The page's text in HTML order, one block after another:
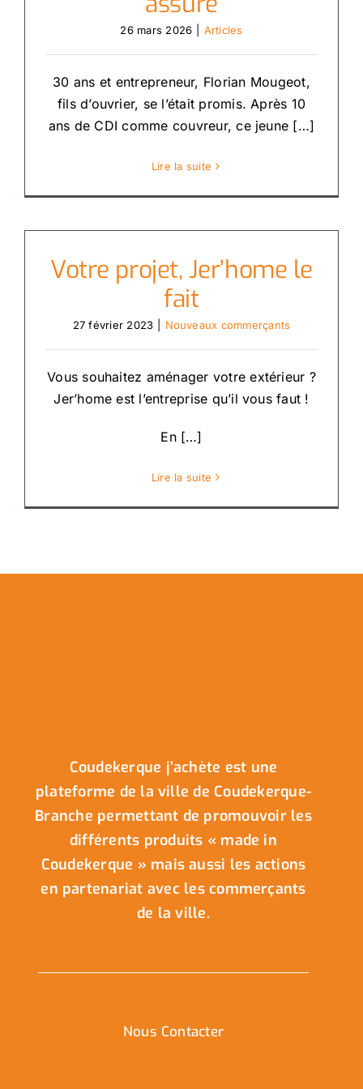
26 mars 2026 Articles
30 ans et entrepreneur, Florian Mougeot,
fils d’ouvrier, se l’était promis. Après 10
ans de CDI comme couvreur, ce jeune […]
Lire la suite
Votre projet, Jer’home le
fait
27 février 2023 Nouveaux commerçants
Vous souhaitez aménager votre extérieur ?
Jer’home est l’entreprise qu’il vous faut !
En […]
Lire la suite
Coudekerque j’achète est une
plateforme de la ville de Coudekerque-
Branche permettant de promouvoir les
différents produits « made in
Coudekerque » mais aussi les actions
en partenariat avec les commerçants
de la ville.
Nous Contacter